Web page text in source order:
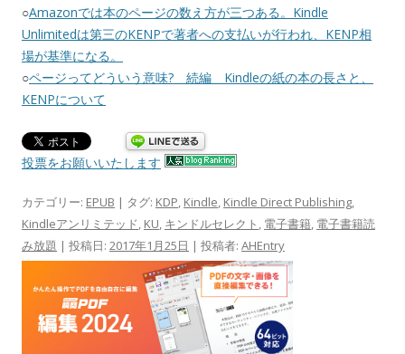
○Amazonでは本のページの数え方が三つある。Kindle
Unlimitedは第三のKENPで著者への支払いが行われ、KENP相
場が基準になる。
○ページってどういう意味? 続編 Kindleの紙の本の長さと、
KENPについて
投票をお願いいたします
カテゴリー: EPUB | タグ: KDP, Kindle, Kindle Direct Publishing,
Kindleアンリミテッド, KU, キンドルセレクト , 電子書籍, 電子書籍読
み放題 | 投稿日: 2017年1月25日 | 投稿者: AHEntry